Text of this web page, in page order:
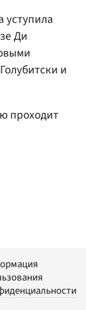
уступила
Ди
и
проходит